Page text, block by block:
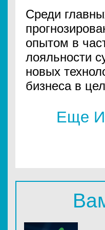
Среди
опытом в
лояльности
новых
бизнеса в
Еще